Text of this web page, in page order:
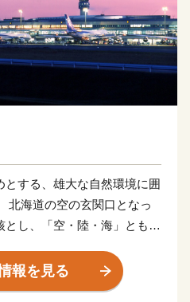
する、雄大な自然環境に囲
北海道の空の玄関口となっ
し、「空・陸・海」ともに
工業団地には、多くの企業
管内一の生産額を誇る農業地
報を見る